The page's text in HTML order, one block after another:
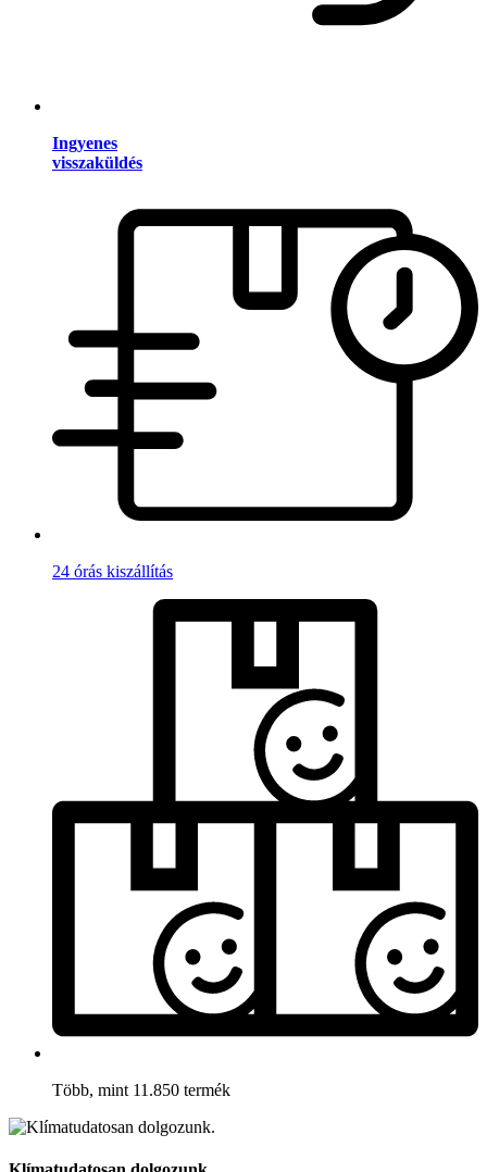
Ingyenes
visszaküldés
24 órás kiszállítás
Több, mint 11.850 termék